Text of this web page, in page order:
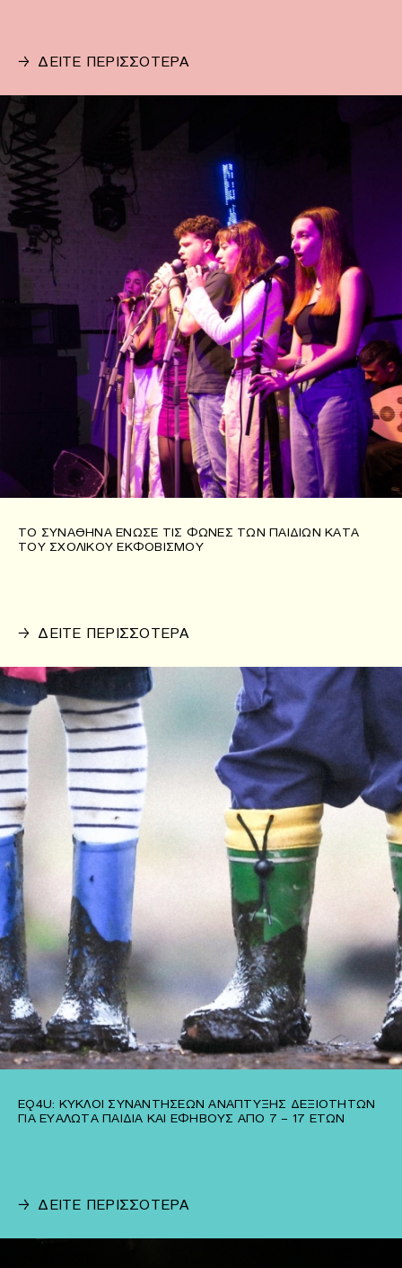
→ ΔΕΙΤΕ ΠΕΡΙΣΣΟΤΕΡΑ
ΤO ΣΥΝΑΘΗΝΆ ΈΝΩΣΕ ΤΙΣ ΦΩΝΈΣ ΤΩΝ ΠΑΙΔΙΏΝ ΚΑΤΆ
ΤΟΥ ΣΧΟΛΙΚΟΎ ΕΚΦΟΒΙΣΜΟΎ
→ ΔΕΙΤΕ ΠΕΡΙΣΣΟΤΕΡΑ
EQ4U: ΚΎΚΛΟΙ ΣΥΝΑΝΤΉΣΕΩΝ ΑΝΆΠΤΥΞΗΣ ΔΕΞΙΟΤΉΤΩΝ
ΓΙΑ ΕΥΆΛΩΤΑ ΠΑΙΔΙΆ ΚΑΙ ΕΦΉΒΟΥΣ ΑΠΌ 7 – 17 ΕΤΏΝ
→ ΔΕΙΤΕ ΠΕΡΙΣΣΟΤΕΡΑ